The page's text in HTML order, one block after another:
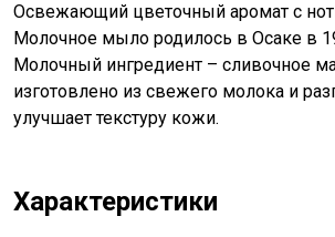
Освежающий цветочный аромат с
Молочное мыло родилось в Осаке в
Молочный ингредиент – сливочное
изготовлено из свежего молока и
улучшает текстуру кожи.
Характеристики